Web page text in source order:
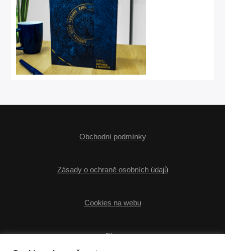
Obchodní podmínky
Zásady o ochraně osobních údajů
Cookies na webu
Blog